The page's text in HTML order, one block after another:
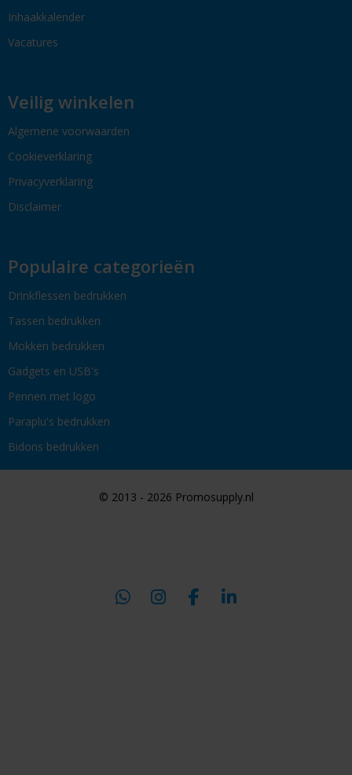
Inhaakkalender
Vacatures
Veilig winkelen
Algemene voorwaarden
Cookieverklaring
Privacyverklaring
Disclaimer
Populaire categorieën
Drinkflessen bedrukken
Tassen bedrukken
Mokken bedrukken
Gadgets en USB's
Pennen met logo
Paraplu's bedrukken
Bidons bedrukken
© 2013 - 2026 Promosupply.nl